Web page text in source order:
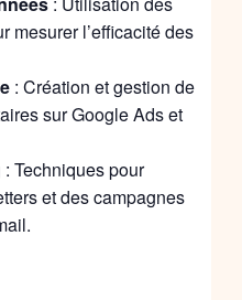
mesurer l’efficacité des
: Création et gestion de
sur Google Ads et
: Techniques pour
et des campagnes